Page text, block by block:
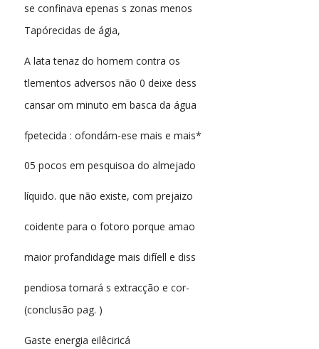
se confinava epenas s zonas menos
Tapórecidas de ágia,
A lata tenaz do homem contra os
tlementos adversos não 0 deixe dess
cansar om minuto em basca da água
fpetecida : ofondám-ese mais e mais*
05 pocos em pesquisoa do almejado
líquido. que não existe, com prejaizo
coidente para o fotoro porque amao
maior profandidage mais difíell e diss
pendiosa tornará s extracção e cor-
(conclusão pag. )
Gaste energia eilêciricá